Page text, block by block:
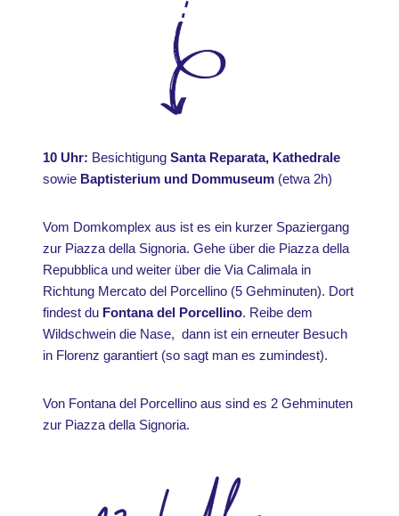
10 Uhr: BesichtigungSanta Reparata, Kathedrale
sowie Baptisterium und Dommuseum (etwa 2h)
Vom Domkomplex aus ist es ein kurzer Spaziergang
zur Piazza della Signoria. Gehe über die Piazza della
Repubblica und weiter über die Via Calimala in
Richtung Mercato del Porcellino (5 Gehminuten). Dort
findest du Fontana del Porcellino. Reibe dem
Wildschwein die Nase, dann ist ein erneuter Besuch
in Florenz garantiert (so sagt man es zumindest).
Von Fontana del Porcellino aus sind es 2 Gehminuten
zur Piazza della Signoria.